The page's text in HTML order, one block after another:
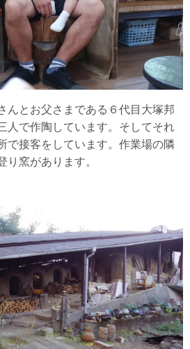
んとお父さまである６代目大塚邦
人で作陶しています。そしてそれ
で接客をしています。作業場の隣
窯があります。